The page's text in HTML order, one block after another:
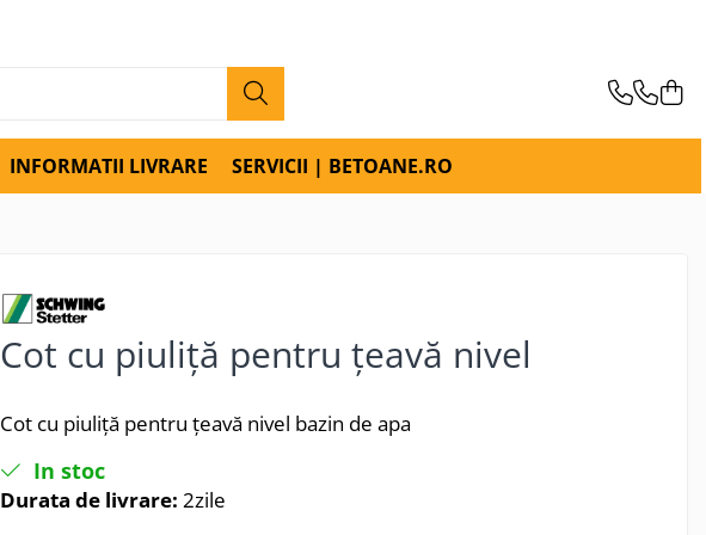
INFORMATII LIVRARE SERVICII | BETOANE.RO
Cot cu piuliță pentru țeavă nivel
Cot cu piuliță pentru țeavă nivel bazin de apa
In stoc
Durata de livrare: 2zile